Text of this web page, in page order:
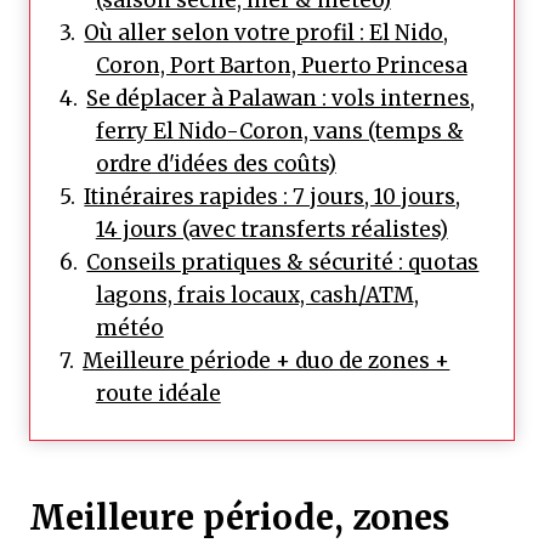
Où aller selon votre profil : El Nido,
Coron, Port Barton, Puerto Princesa
Se déplacer à Palawan : vols internes,
ferry El Nido-Coron, vans (temps &
ordre d'idées des coûts)
Itinéraires rapides : 7 jours, 10 jours,
14 jours (avec transferts réalistes)
Conseils pratiques & sécurité : quotas
lagons, frais locaux, cash/ATM,
météo
Meilleure période + duo de zones +
route idéale
Meilleure période, zones